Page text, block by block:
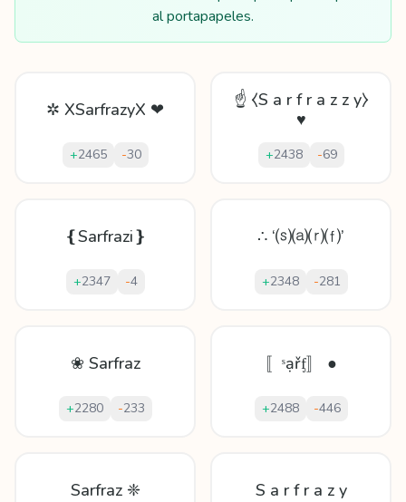
al portapapeles.
✲ XSarfrazyX ❤
+2465 -30
☝ ⧼S a r f r a z z y⧽
♥
+2438 -69
❴Sarfrazi❵
+2347 -4
∴ ‘⒮⒜⒭⒡’
+2348 -281
❀ Sarfraz
+2280 -233
〚ˢạřᶂ〛 ●
+2488 -446
Sarfraz ❈ S a r f r a z y